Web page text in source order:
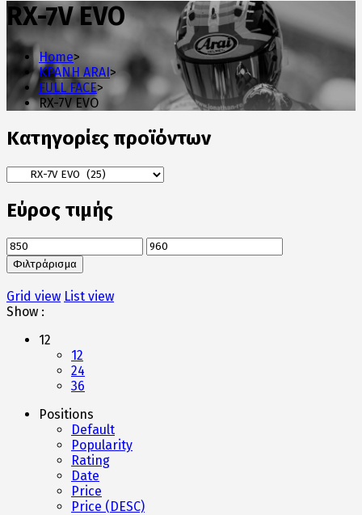
RX-7V EVO
Home>
ΚΡΑΝΗ ARAI>
FULL FACE>
RX-7V EVO
Κατηγορίες προϊόντων
Εύρος τιμής
Ελάχιστη
τιμή
Μέγιστη
τιμή
Φιλτράρισμα
Grid view List view
Show :
12
12
24
36
Positions
Default
Popularity
Rating
Date
Price
Price (DESC)